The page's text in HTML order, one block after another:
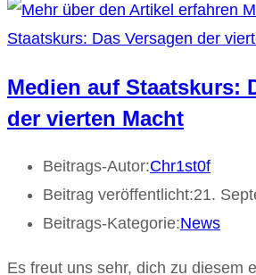
Medien auf Staatskurs:
der vierten Macht
Beitrags-Autor:Chr1st0f
Beitrag veröffentlicht:21.
Beitrags-Kategorie:News
Es freut uns sehr, dich zu diesem